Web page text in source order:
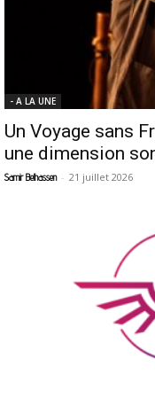
- A LA UNE
Un Voyage sans
une dimension
Samir Belhassen - 21 juillet 2026